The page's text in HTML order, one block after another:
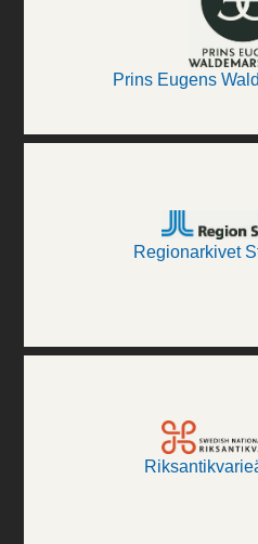
Prins Eugens
Regionarkivet